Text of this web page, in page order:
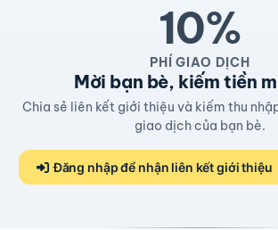
10%
PHÍ GIAO DỊCH
Mời bạn bè, kiếm tiền
Chia sẻ liên kết giới thiệu và kiếm thu
giao dịch của bạn bè.
Đăng nhập để nhận liên kết giới thiệu